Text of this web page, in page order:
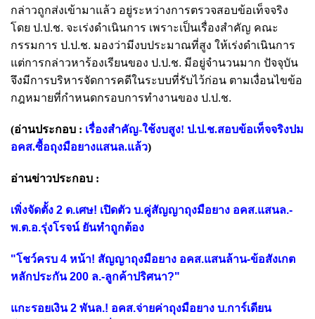
กล่าวถูกส่งเข้ามาแล้ว อยู่ระหว่างการตรวจสอบข้อเท็จจริง
โดย ป.ป.ช. จะเร่งดำเนินการ เพราะเป็นเรื่องสำคัญ คณะ
กรรมการ ป.ป.ช. มองว่ามีงบประมาณที่สูง ให้เร่งดำเนินการ
แต่การกล่าวหาร้องเรียนของ ป.ป.ช. มีอยู่จำนวนมาก ปัจจุบัน
จึงมีการบริหารจัดการคดีในระบบที่รับไว้ก่อน ตามเงื่อนไขข้อ
กฎหมายที่กำหนดกรอบการทำงานของ ป.ป.ช.
(อ่านประกอบ : เรื่องสำคัญ-ใช้งบสูง! ป.ป.ช.สอบข้อเท็จจริงปม
อคส.ซื้อถุงมือยางแสนล.แล้ว)
อ่านข่าวประกอบ :
เพิ่งจัดตั้ง 2 ด.เศษ! เปิดตัว บ.คู่สัญญาถุงมือยาง อคส.แสนล.-
พ.ต.อ.รุ่งโรจน์ ยันทำถูกต้อง
"โชว์ครบ 4 หน้า! สัญญาถุงมือยาง อคส.แสนล้าน-ข้อสังเกต
หลักประกัน 200 ล.-ลูกค้าปริศนา?"
แกะรอยเงิน 2 พันล.! อคส.จ่ายค่าถุงมือยาง บ.การ์เดียน